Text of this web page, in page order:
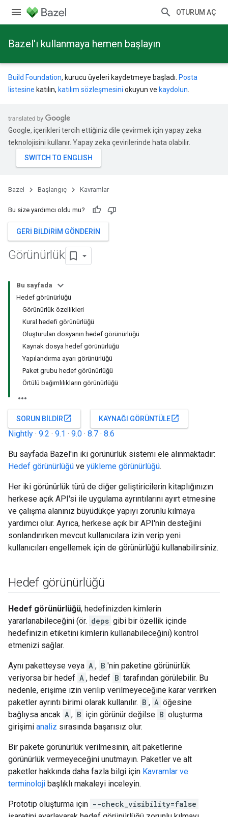
OTURUM AÇ
Bazel'ı kullanmaya hemen başlayın
Build Foundation, kurucu üyeleri kaydetmeye başladı. Posta
listesine katılın, katılım sözleşmesini okuyun ve kaydolun
Google, içerikleri tercih ettiğiniz dile çevirmek için yapay zeka
teknolojisini kullanır. Yapay zeka çevirilerinde hata olabilir.
Bazel Başlangıç Kavramlar
Bu size yardımcı oldu mu?
GERI BILDIRIM GÖNDERIN
Görünürlük
Bu sayfada
Hedef görünürlüğü
Görünürlük özellikleri
Kural hedefi görünürlüğü
Oluşturulan dosyanın hedef görünürlüğü
Kaynak dosya hedef görünürlüğü
Yapılandırma ayarı görünürlüğü
Paket grubu hedef görünürlüğü
Örtülü bağımlılıkların görünürlüğü
SORUN BILDIRopen_in_new KAYNAĞI GÖRÜNTÜLEopen_in_new
Nightly · 9.2 · 9.1 · 9.0 · 8.7 · 8.6
Bu sayfada Bazel'in iki görünürlük sistemi ele alınmaktadır:
Hedef görünürlüğü ve yükleme görünürlüğü.
Her iki görünürlük türü de diğer geliştiricilerin kitaplığınızın
herkese açık API'si ile uygulama ayrıntılarını ayırt etmesine
ve çalışma alanınız büyüdükçe yapıyı zorunlu kılmaya
yardımcı olur. Ayrıca, herkese açık bir API'nin desteğini
sonlandırırken mevcut kullanıcılara izin verip yeni
kullanıcıları engellemek için de görünürlüğü kullanabilirsiniz.
Hedef görünürlüğü
Hedef görünürlüğü, hedefinizden kimlerin
yararlanabileceğini (ör. deps gibi bir özellik içinde
hedefinizin etiketini kimlerin kullanabileceğini) kontrol
etmenizi sağlar.
Aynı paketteyse veya A , B 'nin paketine görünürlük
veriyorsa bir hedef A , hedef B tarafından görülebilir. Bu
nedenle, erişime izin verilip verilmeyeceğine karar verirken
paketler ayrıntı birimi olarak kullanılır. B , A öğesine
bağlıysa ancak A , B için görünür değilse B oluşturma
girişimi analiz sırasında başarısız olur.
Bir pakete görünürlük verilmesinin, alt paketlerine
görünürlük vermeyeceğini unutmayın. Paketler ve alt
paketler hakkında daha fazla bilgi için Kavramlar ve
terminoloji başlıklı makaleyi inceleyin.
Prototip oluşturma için --check_visibility=false